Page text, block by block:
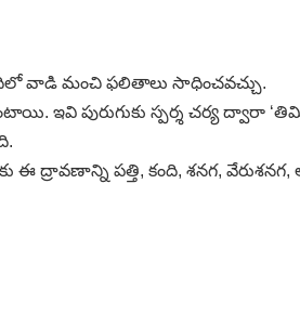
వాడి మంచి ఫలితాలు సాధించవచ్చు.
పురుగుకు స్పర్శ చర్య ద్వారా
ఈ ద్రావణాన్ని పత్తి, కంది, శనగ,